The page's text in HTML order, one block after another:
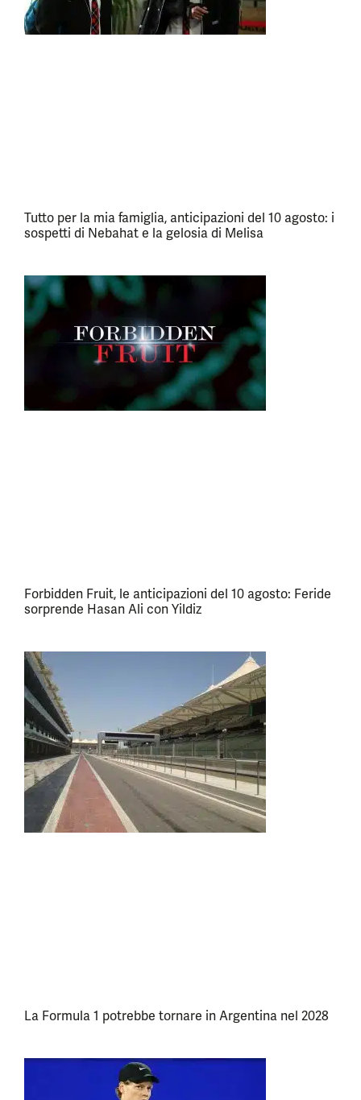
Tutto per la mia famiglia, anticipazioni del 10 agosto: i
sospetti di Nebahat e la gelosia di Melisa
Forbidden Fruit, le anticipazioni del 10 agosto: Feride
sorprende Hasan Ali con Yildiz
La Formula 1 potrebbe tornare in Argentina nel 2028